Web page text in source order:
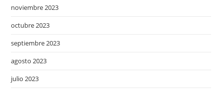
noviembre 2023
octubre 2023
septiembre 2023
agosto 2023
julio 2023